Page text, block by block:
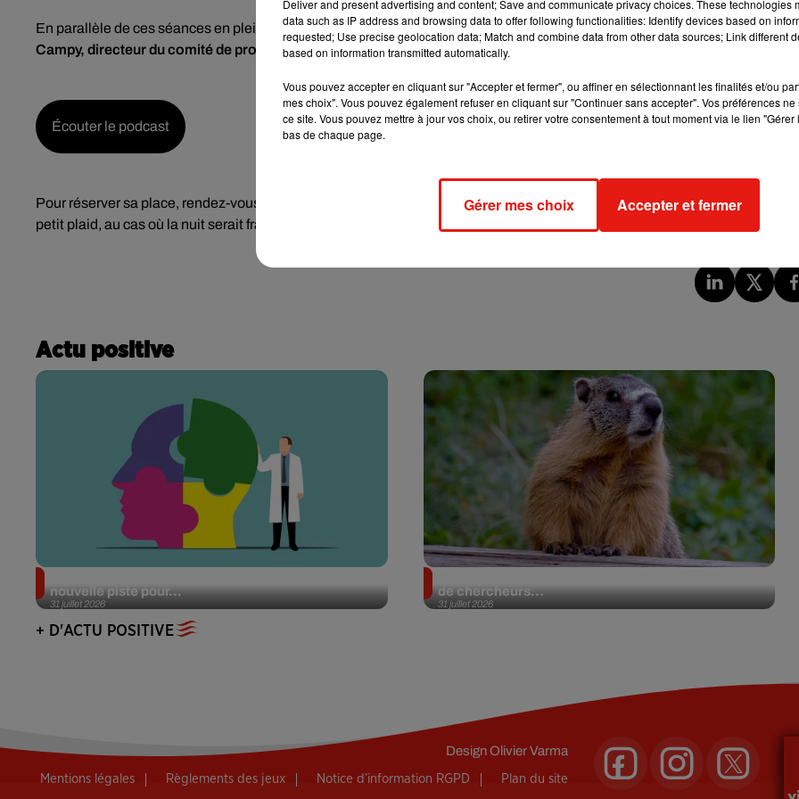
En parallèle de ces séances en plein air, des dégustations seront proposées aux spectateurs. Explications deJérémy
Campy, directeur du comité de promotion des vins de Sancerre :
Écouter le podcast
Pour réserver sa place, rendez-vous
, mais la billetterie se fera directement sur place. Et n’oubliez pas votre
petit plaid, au cas où la nuit serait fraîche !
Actu positive
31 juillet 2026
nouvelle piste pour...
31 juillet 2026
de chercheurs...
+ D'ACTU POSITIVE
DesignOlivier Varma
Mentions légales Règlements des jeux Notice d’information RGPD Plan du site
Deliver and present advertising and content; Save and communicate privacy choices. These technologies
data such as IP address and browsing data to offer following functionalities: Identify devices based on
requested; Use precise geolocation data; Match and combine data from other data sources; Link different
based on information transmitted automatically.
Vous pouvez accepter en cliquant sur "Accepter et fermer", ou affiner en sélectionnant les finalités et/ou
mes choix". Vous pouvez également refuser en cliquant sur "Continuer sans accepter". Vos préférences
ce site. Vous pouvez mettre à jour vos choix, ou retirer votre consentement à tout moment via le lien
bas de chaque page.
Gérer mes choix Accepter et fermer